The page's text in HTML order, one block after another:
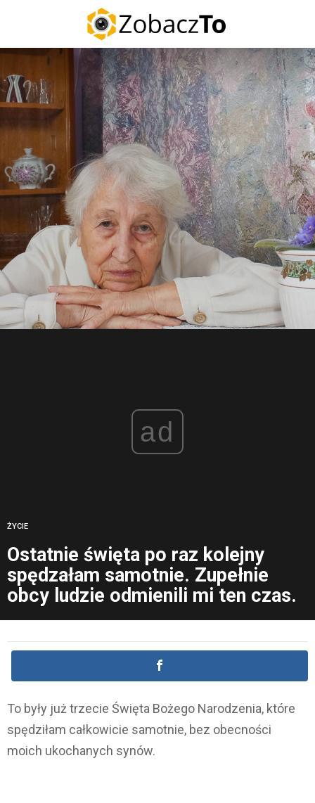
ad
ŻYCIE
Ostatnie święta po raz kolejny
spędzałam samotnie. Zupełnie
obcy ludzie odmienili mi ten czas.
To były już trzecie Święta Bożego Narodzenia, które
spędziłam całkowicie samotnie, bez obecności
moich ukochanych synów.